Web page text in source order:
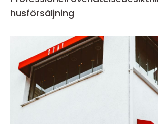
husförsäljning